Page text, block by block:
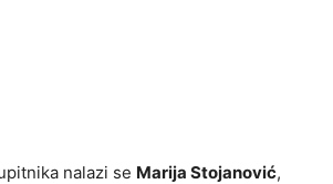
nalazi se Marija Stojanović,